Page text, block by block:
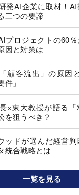
発AI企業に取材！
三つの要諦
プロジェクトの60
因と対策は
顧客流出」の原因
件」
×東大教授が語る「
を狙うべき？
ッドが選んだ経営判
統合戦略とは
一覧を見る